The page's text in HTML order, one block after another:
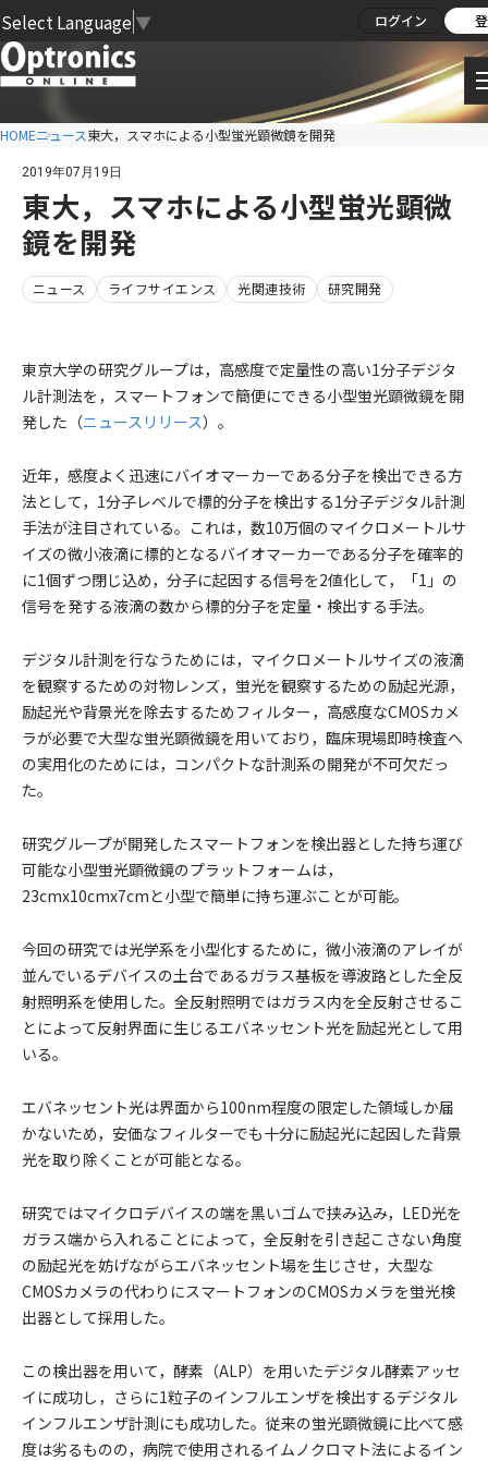
Select Language ▼ ログイン
HOMEニュース東大，スマホによる小型蛍光顕微鏡を開発
2019年07月19日
東大，スマホによる小型蛍光顕微
鏡を開発
ニュース ライフサイエンス 光関連技術 研究開発
東京大学の研究グループは，高感度で定量性の高い1分子デジタ
ル計測法を，スマートフォンで簡便にできる小型蛍光顕微鏡を開
発した（ニュースリリース）。
近年，感度よく迅速にバイオマーカーである分子を検出できる方
法として，1分子レベルで標的分子を検出する1分子デジタル計測
手法が注目されている。これは，数10万個のマイクロメートルサ
イズの微小液滴に標的となるバイオマーカーである分子を確率的
に1個ずつ閉じ込め，分子に起因する信号を2値化して，「1」の
信号を発する液滴の数から標的分子を定量・検出する手法。
デジタル計測を行なうためには，マイクロメートルサイズの液滴
を観察するための対物レンズ，蛍光を観察するための励起光源，
励起光や背景光を除去するためフィルター，高感度なCMOSカメ
ラが必要で大型な蛍光顕微鏡を用いており，臨床現場即時検査へ
の実用化のためには，コンパクトな計測系の開発が不可欠だっ
た。
研究グループが開発したスマートフォンを検出器とした持ち運び
可能な小型蛍光顕微鏡のプラットフォームは，
23cmx10cmx7cmと小型で簡単に持ち運ぶことが可能。
今回の研究では光学系を小型化するために，微小液滴のアレイが
並んでいるデバイスの土台であるガラス基板を導波路とした全反
射照明系を使用した。全反射照明ではガラス内を全反射させるこ
とによって反射界面に生じるエバネッセント光を励起光として用
いる。
エバネッセント光は界面から100nm程度の限定した領域しか届
かないため，安価なフィルターでも十分に励起光に起因した背景
光を取り除くことが可能となる。
研究ではマイクロデバイスの端を黒いゴムで挟み込み，LED光を
ガラス端から入れることによって，全反射を引き起こさない角度
の励起光を妨げながらエバネッセント場を生じさせ，大型な
CMOSカメラの代わりにスマートフォンのCMOSカメラを蛍光検
出器として採用した。
この検出器を用いて，酵素（ALP）を用いたデジタル酵素アッセ
イに成功し，さらに1粒子のインフルエンザを検出するデジタル
インフルエンザ計測にも成功した。従来の蛍光顕微鏡に比べて感
度は劣るものの，病院で使用されるイムノクロマト法によるイン